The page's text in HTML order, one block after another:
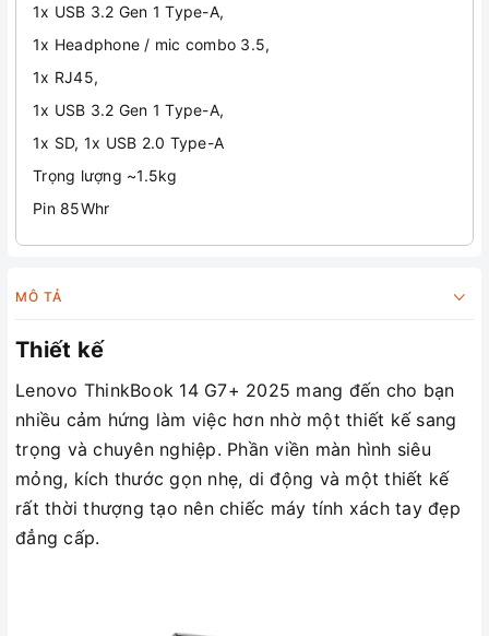
1x USB 3.2 Gen 1 Type-A,
1x Headphone / mic combo 3.5,
1x RJ45,
1x USB 3.2 Gen 1 Type-A,
1x SD, 1x USB 2.0 Type-A
Trọng lượng ~1.5kg
Pin 85Whr
MÔ TẢ
Thiết kế
Lenovo ThinkBook 14 G7+ 2025 mang đến cho bạn
nhiều cảm hứng làm việc hơn nhờ một thiết kế sang
trọng và chuyên nghiệp. Phần viền màn hình siêu
mỏng, kích thước gọn nhẹ, di động và một thiết kế
rất thời thượng tạo nên chiếc máy tính xách tay đẹp
đẳng cấp.